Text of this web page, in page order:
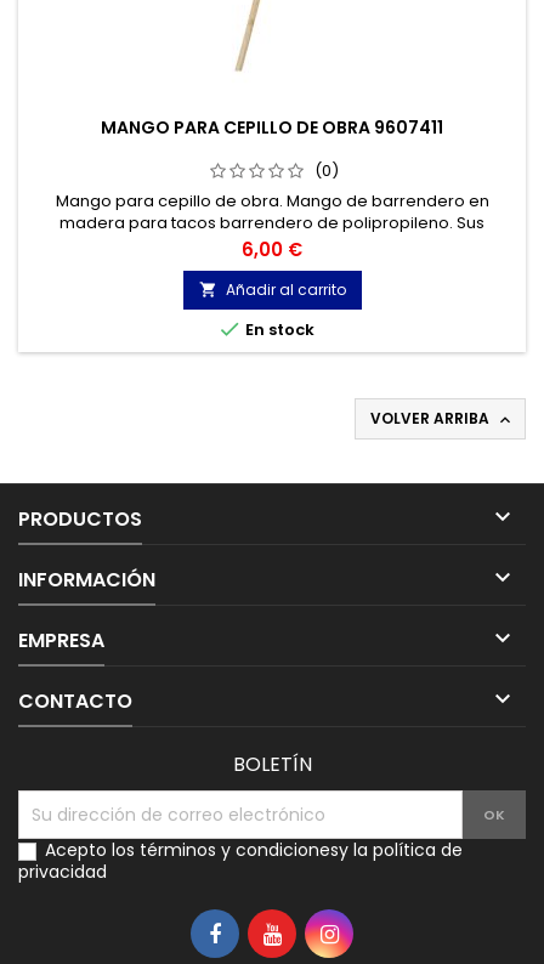
MANGO PARA CEPILLO DE OBRA 9607411
(0)
Mango para cepillo de obra. Mango de barrendero en
madera para tacos barrendero de polipropileno. Sus
medidas son 28mm de diámetro, 1200 x 9'79mm.
Precio
6,00 €
 Añadir al carrito
 En stock
VOLVER ARRIBA 
PRODUCTOS 
INFORMACIÓN 
EMPRESA 
CONTACTO 
BOLETÍN
Acepto los términos y condicionesy la política de
privacidad